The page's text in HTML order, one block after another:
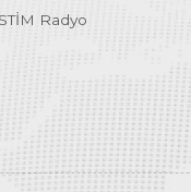
Radyo